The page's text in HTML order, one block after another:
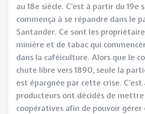
au 18e siècle. C’est à partir du 19e
commença à se répandre dans le
Santander. Ce sont les
minière et de tabac qui
dans la caféiculture. Alors que le
chute libre vers 1890, seule la
est épargnée par cette crise. C’est
producteurs ont décidés de mettre
coopératives afin de pouvoir gérer